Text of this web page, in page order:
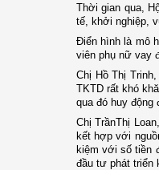
Thời gian qua,
tế, khởi nghiệp,
Điển hình là mô
viên phụ nữ vay
Chị Hồ Thị
TKTD rất khó
qua đó huy động
Chị TrầnThị
kết hợp với
kiệm với số tiền
đầu tư phát triển